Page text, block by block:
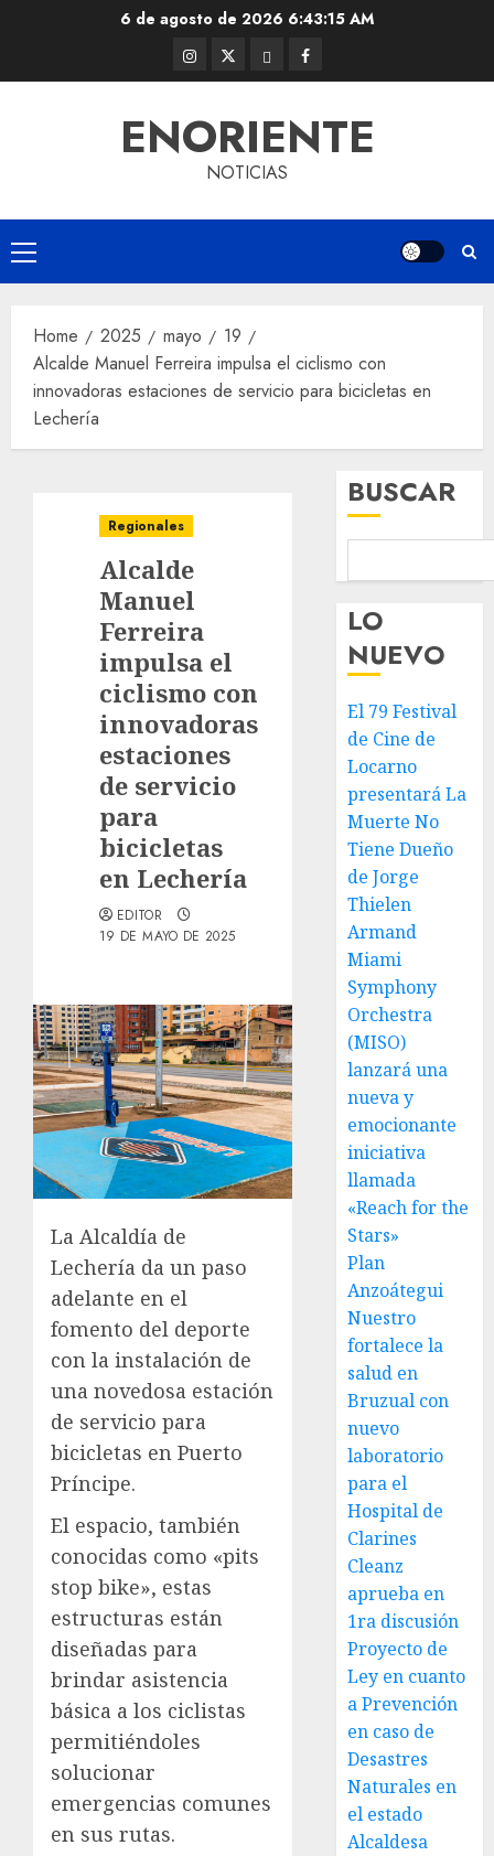
6 de agosto de 2026 6:43:15 AM
Instagram
@EnOriente
Twitter
(X)
ThreadsFacebook
ENORIENTE
NOTICIAS
Primary
Menu
Home 2025 mayo
19
Alcalde Manuel Ferreira impulsa el ciclismo con
innovadoras estaciones de servicio para bicicletas en
Lechería
Regionales
Alcalde
Manuel
Ferreira
impulsa el
ciclismo con
innovadoras
estaciones
de servicio
para
bicicletas
en Lechería
EDITOR
19 DE MAYO DE 2025
La Alcaldía de
Lechería da un paso
adelante en el
fomento del deporte
con la instalación de
una novedosa estación
de servicio para
bicicletas en Puerto
Príncipe.
El espacio, también
conocidas como «pits
stop bike», estas
estructuras están
diseñadas para
brindar asistencia
básica a los ciclistas
permitiéndoles
solucionar
emergencias comunes
en sus rutas.
BUSCAR
LO
NUEVO
El 79 Festival
de Cine de
Locarno
presentará La
Muerte No
Tiene Dueño
de Jorge
Thielen
Armand
Miami
Symphony
Orchestra
(MISO)
lanzará una
nueva y
emocionante
iniciativa
llamada
«Reach for the
Stars»
Plan
Anzoátegui
Nuestro
fortalece la
salud en
Bruzual con
nuevo
laboratorio
para el
Hospital de
Clarines
Cleanz
aprueba en
1ra discusión
Proyecto de
Ley en cuanto
a Prevención
en caso de
Desastres
Naturales en
el estado
Alcaldesa